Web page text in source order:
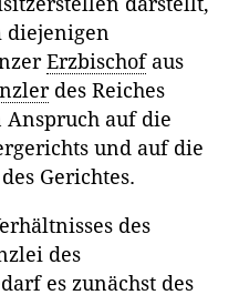
darstellt,
diejenigen
Erzbischofaus
des Reiches
Anspruch auf die
und auf die
Gerichtes.
des
des
es zunächst des